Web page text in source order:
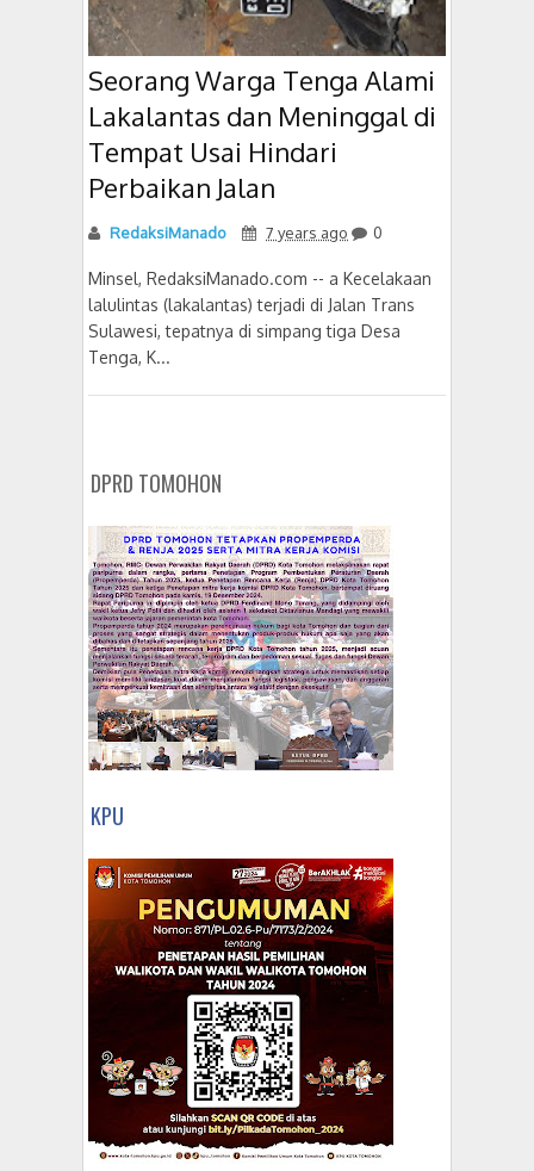
Seorang Warga Tenga Alami
Lakalantas dan Meninggal di
Tempat Usai Hindari
Perbaikan Jalan
RedaksiManado 7 years ago 0
Minsel, RedaksiManado.com -- a Kecelakaan
lalulintas (lakalantas) terjadi di Jalan Trans
Sulawesi, tepatnya di simpang tiga Desa
Tenga, K...
DPRD TOMOHON
KPU